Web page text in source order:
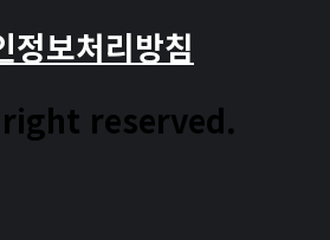
정보처리방침
reserved.